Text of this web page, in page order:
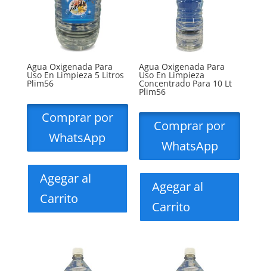
Agua Oxigenada Para
Uso En Limpieza 5 Litros
Plim56
Comprar por
WhatsApp
Agegar al
Carrito
Agua Oxigenada Para
Uso En Limpieza
Concentrado Para 10 Lt
Plim56
Comprar por
WhatsApp
Agegar al
Carrito